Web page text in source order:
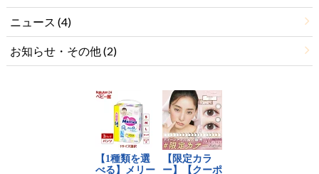
ニュース (4)
お知らせ・その他(2)